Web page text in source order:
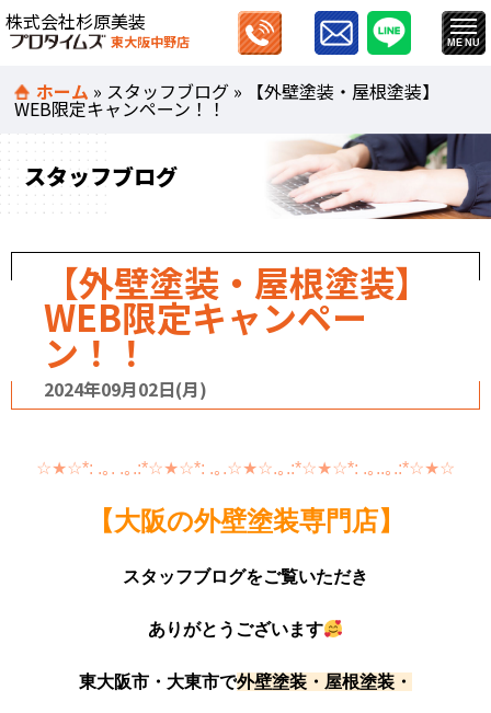
株式会社杉原美装
東大阪中野店
ホーム » スタッフブログ » 【外壁塗装・屋根塗装】
WEB限定キャンペーン！！
スタッフブログ
【外壁塗装・屋根塗装】
WEB限定キャンペー
ン！！
2024年09月02日(月)
☆★☆*: .｡. .｡.:*☆★☆*: .｡.☆★☆.｡.:*☆★☆*: .｡..｡.:*☆★☆
【大阪の外壁塗装専門店】
スタッフブログをご覧いただき
ありがとうございます
東大阪市・大東市で外壁塗装・屋根塗装・